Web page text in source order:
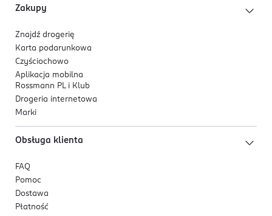
Zakupy
Znajdź drogerię
Karta podarunkowa
Czyściochowo
Aplikacja mobilna
Rossmann PL i Klub
Drogeria internetowa
Marki
Obsługa klienta
FAQ
Pomoc
Dostawa
Płatność